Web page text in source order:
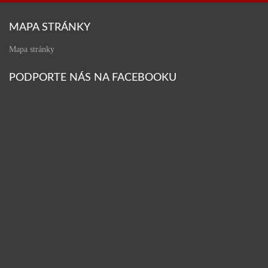
MAPA STRÁNKY
Mapa stránky
PODPORTE NÁS NA FACEBOOKU